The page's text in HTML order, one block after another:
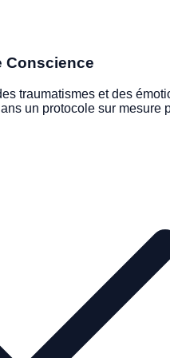
Conscience
traumatismes et des
un protocole sur mesure